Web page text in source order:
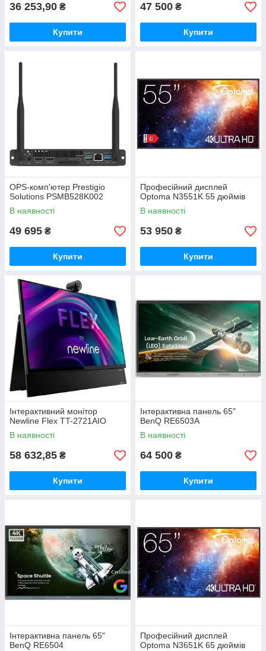
36 253,90 ₴
Купити
47 500 ₴
Купити
OPS-комп'ютер Prestigio
Solutions PSMB528K002
В наявності
49 695 ₴
Купити
Професійний дисплей
Optoma N3551K 55 дюймів
В наявності
53 950 ₴
Купити
Інтерактивний монітор
Newline Flex TT-2721AIO
В наявності
58 632,85 ₴
Купити
Інтерактивна панель 65"
BenQ RE6503A
В наявності
64 500 ₴
Купити
Інтерактивна панель 65"
BenQ RE6504
Професійний дисплей
Optoma N3651K 65 дюймів